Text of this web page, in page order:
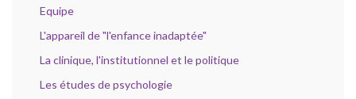
Equipe
L'appareil de "l'enfance inadaptée"
La clinique, l'institutionnel et le politique
Les études de psychologie